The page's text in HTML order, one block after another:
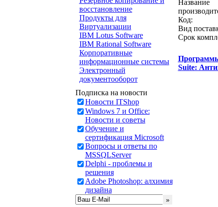
восстановление
Продукты для
Виртуализации
IBM Lotus Software
IBM Rational Software
Корпоративные
информационные системы
Электронный
документооборот
Подписка на новости
Новости ITShop
Windows 7 и Office:
Новости и советы
Обучение и
сертификация Microsoft
Вопросы и ответы по
MSSQLServer
Delphi - проблемы и
решения
Adobe Photoshop: алхимия
дизайна
Название
Код:
Вид
Срок
Suite: